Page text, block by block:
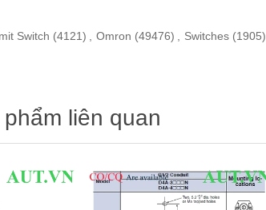
Switch (4121) Omron (49476) Switches (1905)
liên quan